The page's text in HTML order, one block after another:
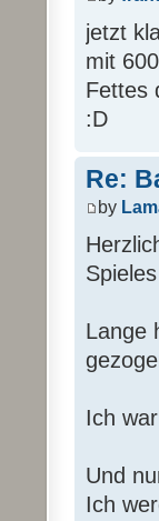
jetzt
mit
Fettes
:D
Re:
by
Lange
Ich
Und
Ich